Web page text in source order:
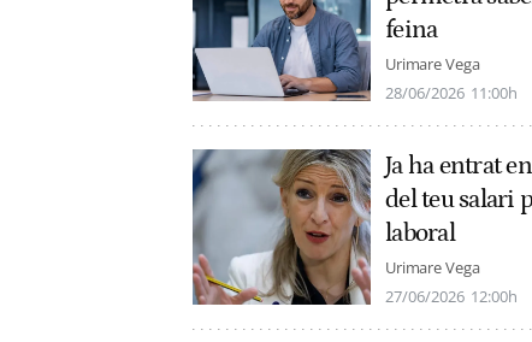
feina
Urimare Vega
28/06/2026 11:00h
Ja ha entrat
del teu salari
laboral
Urimare Vega
27/06/2026 12:00h